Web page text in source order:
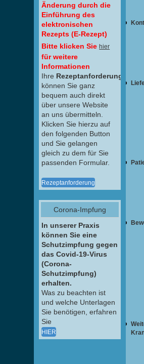
Änderung durch die
Einführung des
elektronischen
Rezepts (E-Rezept)
Bitte klicken Siehier
für weitere
Informationen
Ihre Rezeptanforderungen
können Sie ganz
bequem auch direkt
über unsere Website
an uns übermitteln.
Klicken Sie hierzu auf
den folgenden Button
und Sie gelangen
gleich zu dem für Sie
passenden Formular.
Rezeptanforderung
Corona-Impfung
In unserer Praxis
können Sie eine
Schutzimpfung gegen
das Covid-19-Virus
(Corona-
Schutzimpfung)
erhalten.
Was zu beachten ist
und welche Unterlagen
Sie benötigen, erfahren
Sie
HIER